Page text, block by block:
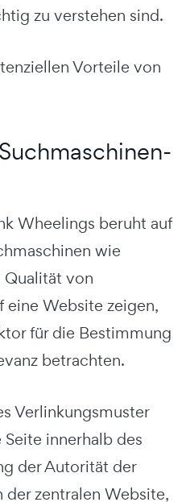
zu verstehen sind.
Vorteile von
Wheelings beruht auf
wie
Qualität von
eine Website zeigen,
für die Bestimmung
betrachten.
Verlinkungsmuster
innerhalb des
der Autorität der
zentralen Website,